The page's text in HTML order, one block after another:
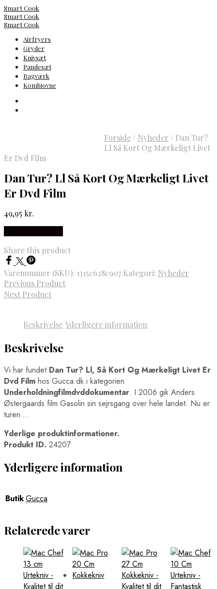
Smart Cook
Smart Cook
Smart Cook
Airfryers
Gryder
Knivsæt
Pandesæt
Bagværk
Kombiovne
Forside / Nyheder / Dan Tur?
Ll Så Kort Og Mærkeligt Livet
Er Dvd Film
Dan Tur? Ll Så Kort Og Mærkeligt Livet
Er Dvd Film
49,95 kr.
Share this product
Varenummer (SKU): 1315c628c907 Kategori: Nyheder
Previous Product
Next Product
Beskrivelse Yderligere information
Beskrivelse
Vi har fundet Dan Tur? Ll, Så Kort Og Mærkeligt Livet Er
Dvd Film hos Gucca.dk i kategorien
Underholdningfilmdvddokumentar. I 2006 gik Anders
Østergaards film Gasolin sin sejrsgang over hele landet. Nu er
turen …
Yderlige produktinformationer.
Produkt ID. 24207
Yderligere information
ButikGucca
Relaterede varer